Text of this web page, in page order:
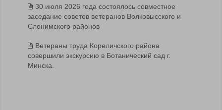
30 июля 2026 года состоялось совместное
заседание советов ветеранов Волковысского и
Слонимского районов
Ветераны труда Кореличского района
совершили экскурсию в Ботанический сад г.
Минска.